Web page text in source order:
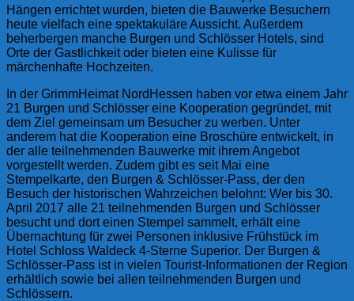
Hängen errichtet wurden, bieten die Bauwerke Besuchern
heute vielfach eine spektakuläre Aussicht. Außerdem
beherbergen manche Burgen und Schlösser Hotels, sind
Orte der Gastlichkeit oder bieten eine Kulisse für
märchenhafte Hochzeiten.
In der GrimmHeimat NordHessen haben vor etwa einem Jahr
21 Burgen und Schlösser eine Kooperation gegründet, mit
dem Ziel gemeinsam um Besucher zu werben. Unter
anderem hat die Kooperation eine Broschüre entwickelt, in
der alle teilnehmenden Bauwerke mit ihrem Angebot
vorgestellt werden. Zudem gibt es seit Mai eine
Stempelkarte, den Burgen & Schlösser-Pass, der den
Besuch der historischen Wahrzeichen belohnt: Wer bis 30.
April 2017 alle 21 teilnehmenden Burgen und Schlösser
besucht und dort einen Stempel sammelt, erhält eine
Übernachtung für zwei Personen inklusive Frühstück im
Hotel Schloss Waldeck 4-Sterne Superior. Der Burgen &
Schlösser-Pass ist in vielen Tourist-Informationen der Region
erhältlich sowie bei allen teilnehmenden Burgen und
Schlössern.